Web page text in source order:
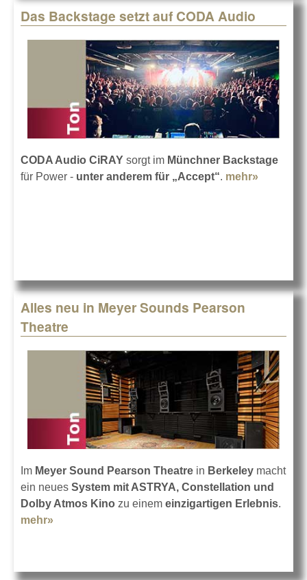
Das Backstage setzt auf CODA Audio
CODA Audio CiRAY sorgt im Münchner Backstage
für Power - unter anderem für „Accept“. mehr»
Alles neu in Meyer Sounds Pearson
Theatre
Im Meyer Sound Pearson Theatre in Berkeley macht
ein neues System mit ASTRYA, Constellation und
Dolby Atmos Kino zu einem einzigartigen Erlebnis.
mehr»